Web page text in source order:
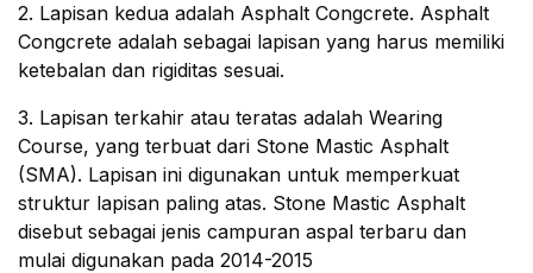
2. Lapisan kedua adalah Asphalt Congcrete. Asphalt
Congcrete adalah sebagai lapisan yang harus memiliki
ketebalan dan rigiditas sesuai.
3. Lapisan terkahir atau teratas adalah Wearing
Course, yang terbuat dari Stone Mastic Asphalt
(SMA). Lapisan ini digunakan untuk memperkuat
struktur lapisan paling atas. Stone Mastic Asphalt
disebut sebagai jenis campuran aspal terbaru dan
mulai digunakan pada 2014-2015